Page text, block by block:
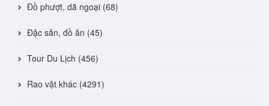
Đồ phượt, dã ngoại (68)
Đặc sản, đồ ăn (45)
Tour Du Lịch (456)
Rao vặt khác (4291)